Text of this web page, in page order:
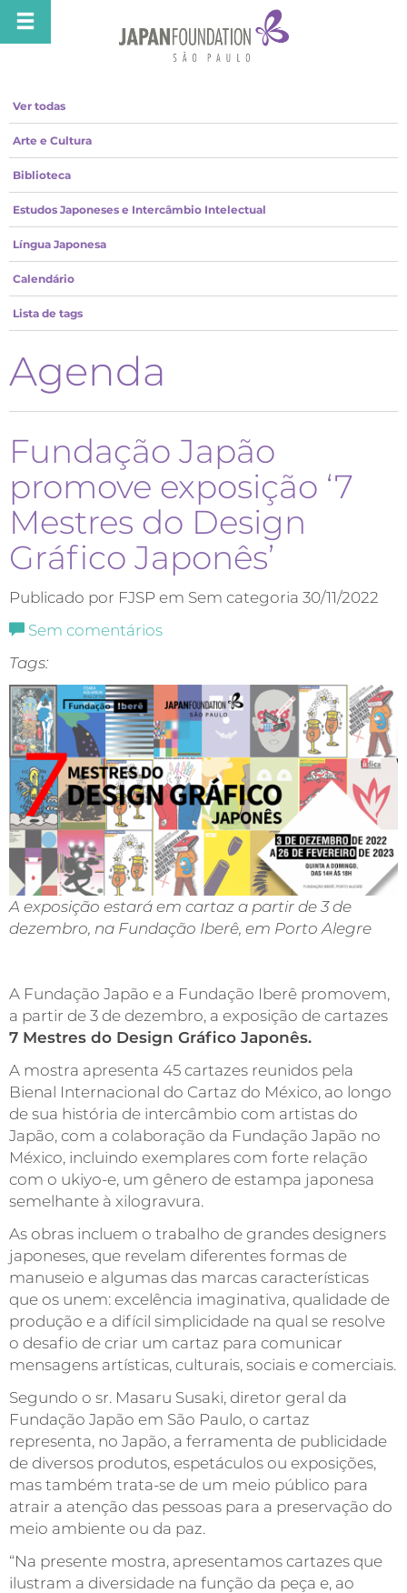
Ver todas
Arte e Cultura
Biblioteca
Estudos Japoneses e Intercâmbio Intelectual
Língua Japonesa
Calendário
Lista de tags
Agenda
Fundação Japão
promove exposição ‘7
Mestres do Design
Gráfico Japonês’
Publicado por FJSP em Sem categoria 30/11/2022
Sem comentários
Tags:
A exposição estará em cartaz a partir de 3 de
dezembro, na Fundação Iberê, em Porto Alegre
A Fundação Japão e a Fundação Iberê promovem,
a partir de 3 de dezembro, a exposição de cartazes
7 Mestres do Design Gráfico Japonês.
A mostra apresenta 45 cartazes reunidos pela
Bienal Internacional do Cartaz do México, ao longo
de sua história de intercâmbio com artistas do
Japão, com a colaboração da Fundação Japão no
México, incluindo exemplares com forte relação
com o ukiyo-e, um gênero de estampa japonesa
semelhante à xilogravura.
As obras incluem o trabalho de grandes designers
japoneses, que revelam diferentes formas de
manuseio e algumas das marcas características
que os unem: excelência imaginativa, qualidade de
produção e a difícil simplicidade na qual se resolve
o desafio de criar um cartaz para comunicar
mensagens artísticas, culturais, sociais e comerciais.
Segundo o sr. Masaru Susaki, diretor geral da
Fundação Japão em São Paulo, o cartaz
representa, no Japão, a ferramenta de publicidade
de diversos produtos, espetáculos ou exposições,
mas também trata-se de um meio público para
atrair a atenção das pessoas para a preservação do
meio ambiente ou da paz.
“Na presente mostra, apresentamos cartazes que
ilustram a diversidade na função da peça e, ao